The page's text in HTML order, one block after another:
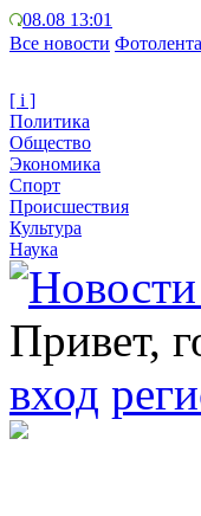
08.08 13:01
Все новости Фотолента
[ i ]
Политика
Общество
Экономика
Спорт
Происшествия
Культура
Наука
Привет,
вход